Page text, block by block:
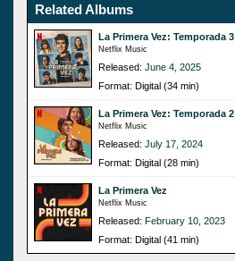
Related Albums
La Primera Vez: Temporada 3
Netflix Music
Released: June 4, 2025
Format: Digital (34 min)
La Primera Vez: Temporada 2
Netflix Music
Released: July 17, 2024
Format: Digital (28 min)
La Primera Vez
Netflix Music
Released: February 10, 2023
Format: Digital (41 min)